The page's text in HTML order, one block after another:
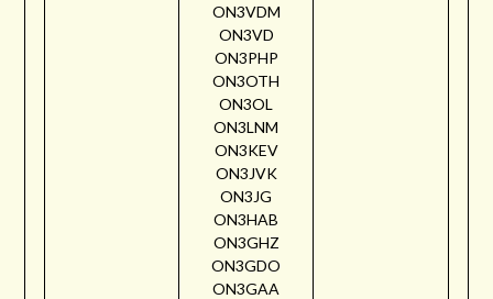
ON3VDM
ON3VD
ON3PHP
ON3OTH
ON3OL
ON3LNM
ON3KEV
ON3JVK
ON3JG
ON3HAB
ON3GHZ
ON3GDO
ON3GAA